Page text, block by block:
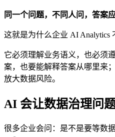
同一个问题，不同人问，答案应
这就是为什么企业 AI Analytics
它必须理解业务语义，也必须
案，也要能解释答案从哪里来
放大数据风险。
AI 会让数据治理问
很多企业会问：是不是要等数